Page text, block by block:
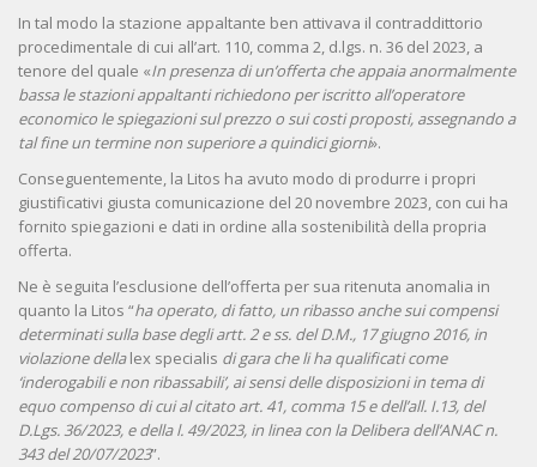
In tal modo la stazione appaltante ben attivava il contraddittorio
procedimentale di cui all’art. 110, comma 2, d.lgs. n. 36 del 2023, a
tenore del quale «In presenza di un’offerta che appaia anormalmente
bassa le stazioni appaltanti richiedono per iscritto all’operatore
economico le spiegazioni sul prezzo o sui costi proposti, assegnando a
tal fine un termine non superiore a quindici giorni».
Conseguentemente, la Litos ha avuto modo di produrre i propri
giustificativi giusta comunicazione del 20 novembre 2023, con cui ha
fornito spiegazioni e dati in ordine alla sostenibilità della propria
offerta.
Ne è seguita l’esclusione dell’offerta per sua ritenuta anomalia in
quanto la Litos “ha operato, di fatto, un ribasso anche sui compensi
determinati sulla base degli artt. 2 e ss. del D.M., 17 giugno 2016, in
violazione dellalex specialis di gara che li ha qualificati come
‘inderogabili e non ribassabili’, ai sensi delle disposizioni in tema di
equo compenso di cui al citato art. 41, comma 15 e dell’all. I.13, del
D.Lgs. 36/2023, e della l. 49/2023, in linea con la Delibera dell’ANAC n.
343 del 20/07/2023”.